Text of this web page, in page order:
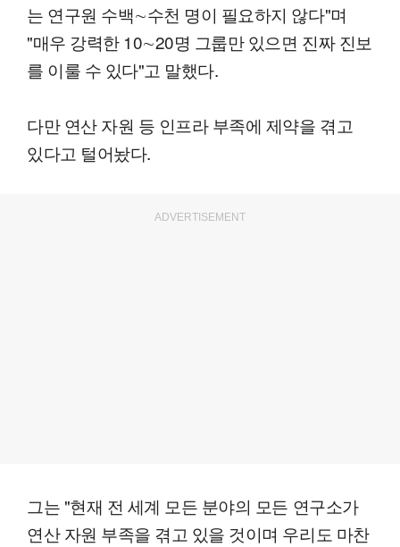
는 연구원 수백∼수천 명이 필요하지 않다"며
"매우 강력한 10∼20명 그룹만 있으면 진짜 진보
를 이룰 수 있다"고 말했다.
다만 연산 자원 등 인프라 부족에 제약을 겪고
있다고 털어놨다.
ADVERTISEMENT
그는 "현재 전 세계 모든 분야의 모든 연구소가
연산 자원 부족을 겪고 있을 것이며 우리도 마찬